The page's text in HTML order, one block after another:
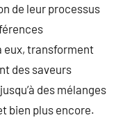
de leur processus
eux, transforment
des saveurs
des mélanges
bien plus encore.